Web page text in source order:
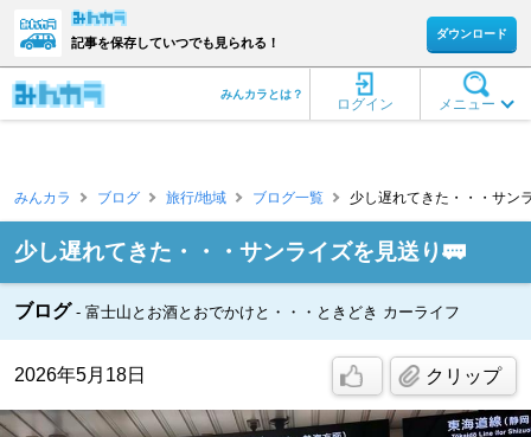
記事を保存していつでも見られる！
ダウンロード
メニュー
ログイン
みんカラとは？
みんカラ ブログ 旅行/地域 ブログ一覧 少し遅れてきた・・・サン
少し遅れてきた・・・サンライズを見送り🚃
ブログ 富士山とお酒とおでかけと・・・ときどき カーライフ
2026年5月18日 クリップ